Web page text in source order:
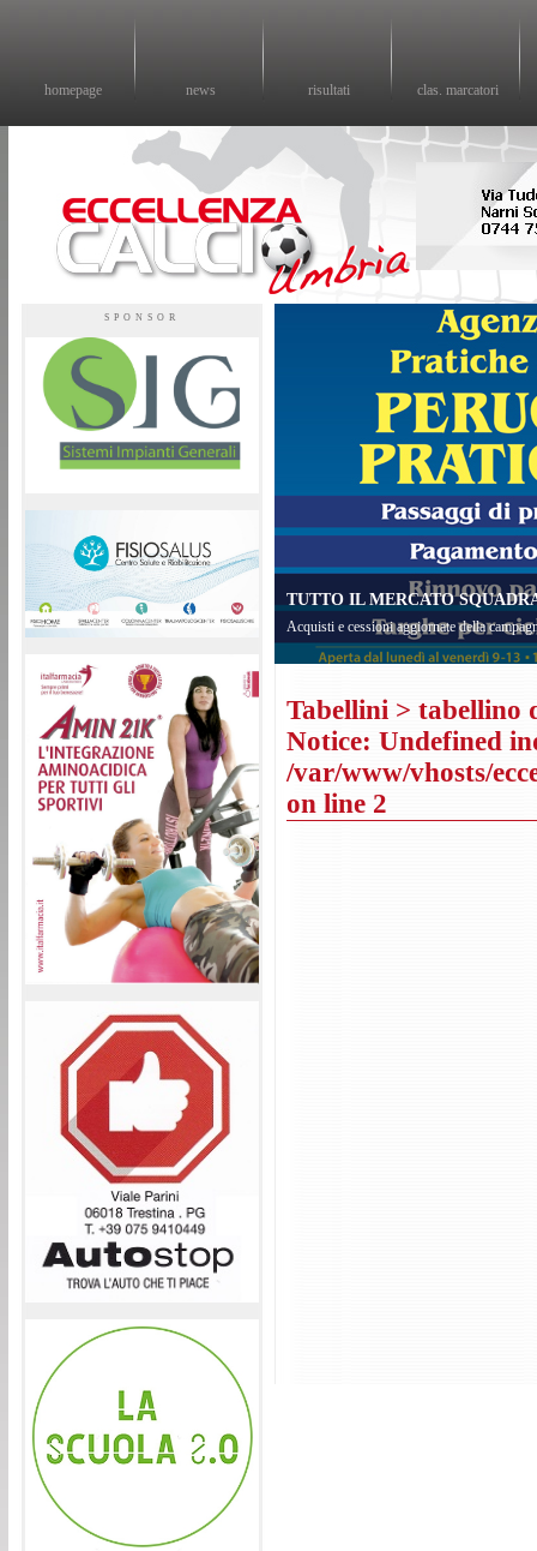
homepage news risultati clas. marcatori
SPONSOR
TUTTO IL MERCATO
Acquisti e cessioni aggiornate della
Tabellini > tabellino
Notice: Undefined
/var/www/vhosts/
on line 2